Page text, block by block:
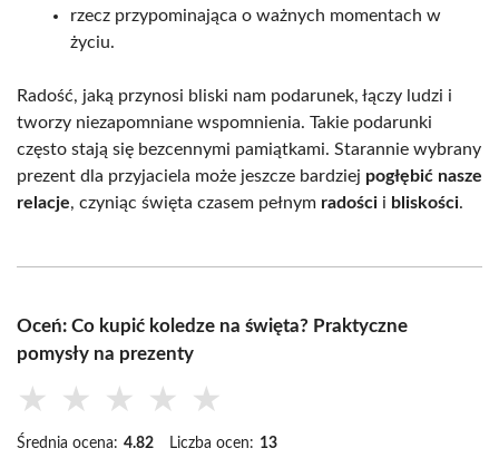
rzecz przypominająca o ważnych momentach w
życiu.
Radość, jaką przynosi bliski nam podarunek, łączy ludzi i
tworzy niezapomniane wspomnienia. Takie podarunki
często stają się bezcennymi pamiątkami. Starannie wybrany
prezent dla przyjaciela może jeszcze bardziej pogłębić nasze
relacje, czyniąc święta czasem pełnym radości i bliskości.
Oceń: Co kupić koledze na święta? Praktyczne
pomysły na prezenty
★ ★ ★ ★ ★
Średnia ocena: 4.82 Liczba ocen: 13